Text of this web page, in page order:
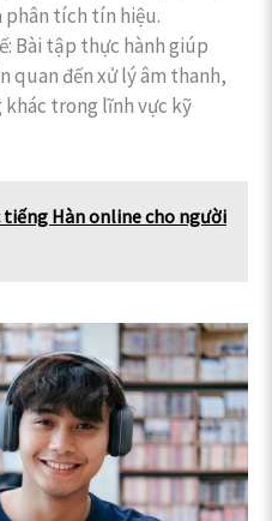
tích tín hiệu.
Bài tập thực hành giúp
quan đến xử lý âm thanh,
khác trong lĩnh vực kỹ
Hàn online cho người